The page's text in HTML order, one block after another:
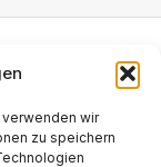
wir
zu speichern
.